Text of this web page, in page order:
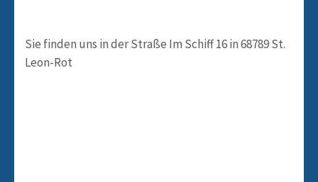
Sie finden uns in der Straße Im Schiff 16 in 68789 St.
Leon-Rot